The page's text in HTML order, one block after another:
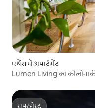
एथेंस में अपार्टमेंट
Lumen Living का
सुपरहोस्ट